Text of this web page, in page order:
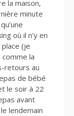
la maison,
minute
où il n’y en
(je
comme la
retours au
de bébé
le soir à 22
avant
lendemain